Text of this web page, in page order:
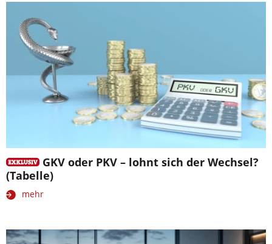
GKV oder PKV – lohnt sich der Wechsel?
(Tabelle)
mehr